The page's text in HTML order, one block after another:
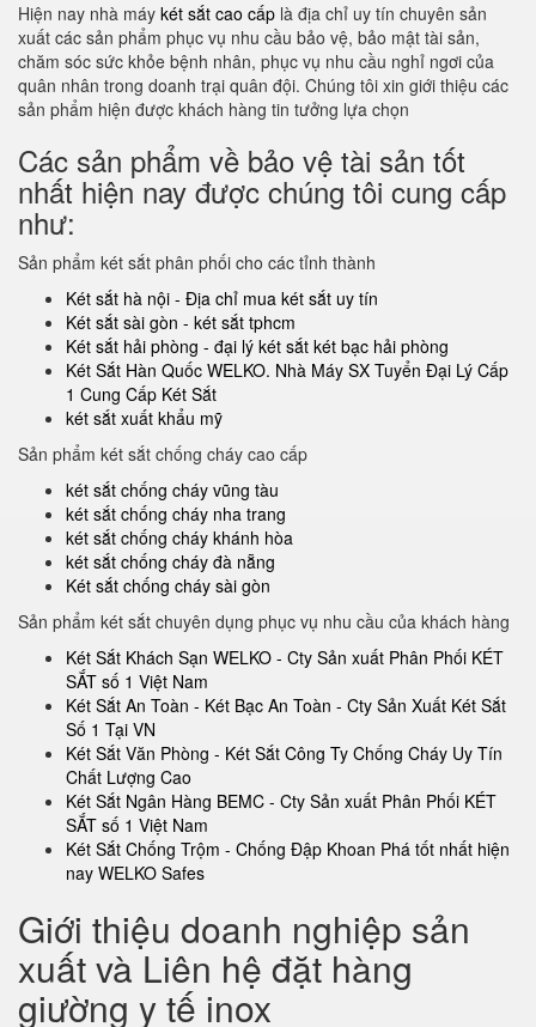
Hiện nay nhà máy két sắt cao cấp là địa chỉ uy tín chuyên sản
xuất các sản phẩm phục vụ nhu cầu bảo vệ, bảo mật tài sản,
chăm sóc sức khỏe bệnh nhân, phục vụ nhu cầu nghỉ ngơi của
quân nhân trong doanh trại quân đội. Chúng tôi xin giới thiệu các
sản phẩm hiện được khách hàng tin tưởng lựa chọn
Các sản phẩm về bảo vệ tài sản tốt
nhất hiện nay được chúng tôi cung cấp
như:
Sản phẩm két sắt phân phối cho các tỉnh thành
Két sắt hà nội - Địa chỉ mua két sắt uy tín
Két sắt sài gòn - két sắt tphcm
Két sắt hải phòng - đại lý két sắt két bạc hải phòng
Két Sắt Hàn Quốc WELKO. Nhà Máy SX Tuyển Đại Lý Cấp
1 Cung Cấp Két Sắt
két sắt xuất khẩu mỹ
Sản phẩm két sắt chống cháy cao cấp
két sắt chống cháy vũng tàu
két sắt chống cháy nha trang
két sắt chống cháy khánh hòa
két sắt chống cháy đà nẵng
Két sắt chống cháy sài gòn
Sản phẩm két sắt chuyên dụng phục vụ nhu cầu của khách hàng
Két Sắt Khách Sạn WELKO - Cty Sản xuất Phân Phối KÉT
SẮT số 1 Việt Nam
Két Sắt An Toàn - Két Bạc An Toàn - Cty Sản Xuất Két Sắt
Số 1 Tại VN
Két Sắt Văn Phòng - Két Sắt Công Ty Chống Cháy Uy Tín
Chất Lượng Cao
Két Sắt Ngân Hàng BEMC - Cty Sản xuất Phân Phối KÉT
SẮT số 1 Việt Nam
Két Sắt Chống Trộm - Chống Đập Khoan Phá tốt nhất hiện
nay WELKO Safes
Giới thiệu doanh nghiệp sản
xuất và Liên hệ đặt hàng
giường y tế inox